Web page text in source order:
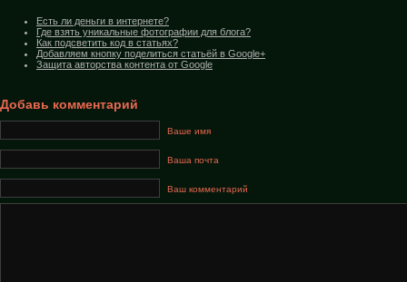
Есть ли деньги в интернете?
Где взять уникальные фотографии для блога?
Как подсветить код в статьях?
Добавляем кнопку поделиться статьёй в Google+
Защита авторства контента от Google
Добавь комментарий
Ваше имя
Ваша почта
Ваш комментарий